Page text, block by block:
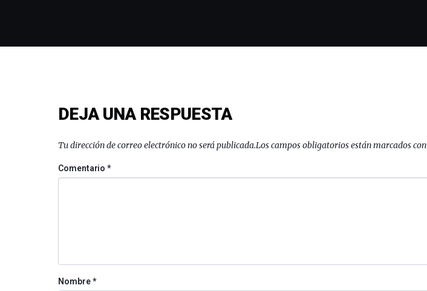
DEJA UNA RESPUESTA
Tu dirección de correo electrónico no será publicada.Los campos obligatorios están marcados con
Comentario*
Nombre*